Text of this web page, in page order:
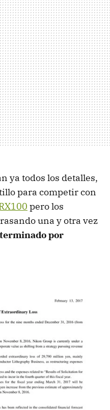
ya todos los detalles,
para competir con
pero los
una y otra vez
por